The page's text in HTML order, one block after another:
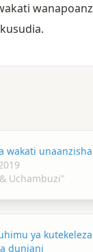
wakati
Uchambuzi"
ya
duniani